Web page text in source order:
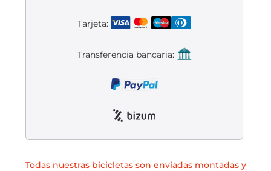
Mantenimiento de bicicletas
Tarjeta:
Transferencia bancaria:
Todas nuestras bicicletas son enviadas montadas y